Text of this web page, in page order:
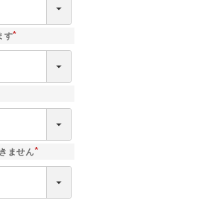
す
必
ません
必